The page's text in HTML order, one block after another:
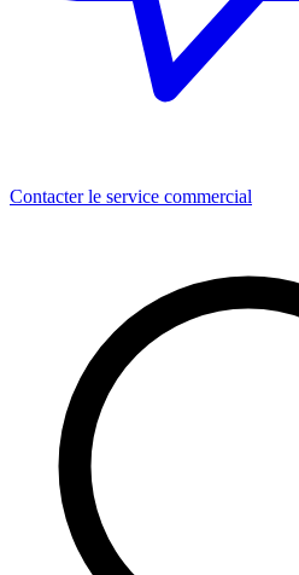
Contacter le service commercial